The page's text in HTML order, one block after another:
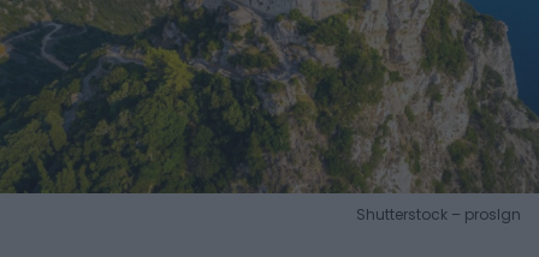
Shutterstock – proslgn